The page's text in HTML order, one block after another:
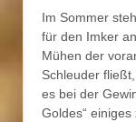
Im Sommer
für den Imker
Mühen der
Schleuder
es bei der
Goldes“